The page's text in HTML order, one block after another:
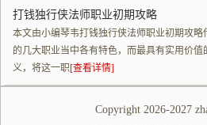
打钱独行侠法师职业初期攻略
本文由小编琴韦打钱独行侠法师职业初期攻
的几大职业当中各有特色，而最具有实用价
义，将这一职[查看详情]
Copyright 2026-2027